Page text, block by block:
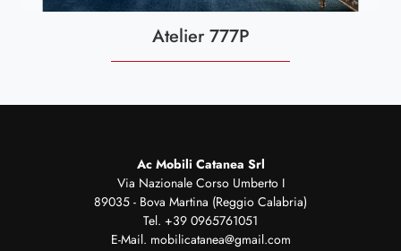
Atelier 777P
Ac Mobili Catanea Srl
Via Nazionale Corso Umberto I
89035 - Bova Martina (Reggio Calabria)
Tel. +39 0965761051
E-Mail. mobilicatanea@gmail.com